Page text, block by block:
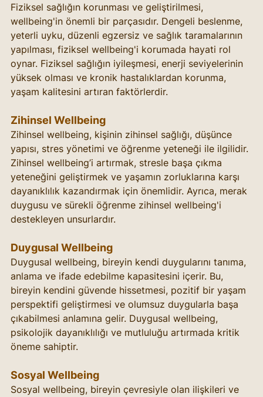
Fiziksel sağlığın korunması ve geliştirilmesi,
wellbeing'in önemli bir parçasıdır. Dengeli beslenme,
yeterli uyku, düzenli egzersiz ve sağlık taramalarının
yapılması, fiziksel wellbeing'i korumada hayati rol
oynar. Fiziksel sağlığın iyileşmesi, enerji seviyelerinin
yüksek olması ve kronik hastalıklardan korunma,
yaşam kalitesini artıran faktörlerdir.
Zihinsel Wellbeing
Zihinsel wellbeing, kişinin zihinsel sağlığı, düşünce
yapısı, stres yönetimi ve öğrenme yeteneği ile ilgilidir.
Zihinsel wellbeing’i artırmak, stresle başa çıkma
yeteneğini geliştirmek ve yaşamın zorluklarına karşı
dayanıklılık kazandırmak için önemlidir. Ayrıca, merak
duygusu ve sürekli öğrenme zihinsel wellbeing'i
destekleyen unsurlardır.
Duygusal Wellbeing
Duygusal wellbeing, bireyin kendi duygularını tanıma,
anlama ve ifade edebilme kapasitesini içerir. Bu,
bireyin kendini güvende hissetmesi, pozitif bir yaşam
perspektifi geliştirmesi ve olumsuz duygularla başa
çıkabilmesi anlamına gelir. Duygusal wellbeing,
psikolojik dayanıklılığı ve mutluluğu artırmada kritik
öneme sahiptir.
Sosyal Wellbeing
Sosyal wellbeing, bireyin çevresiyle olan ilişkileri ve